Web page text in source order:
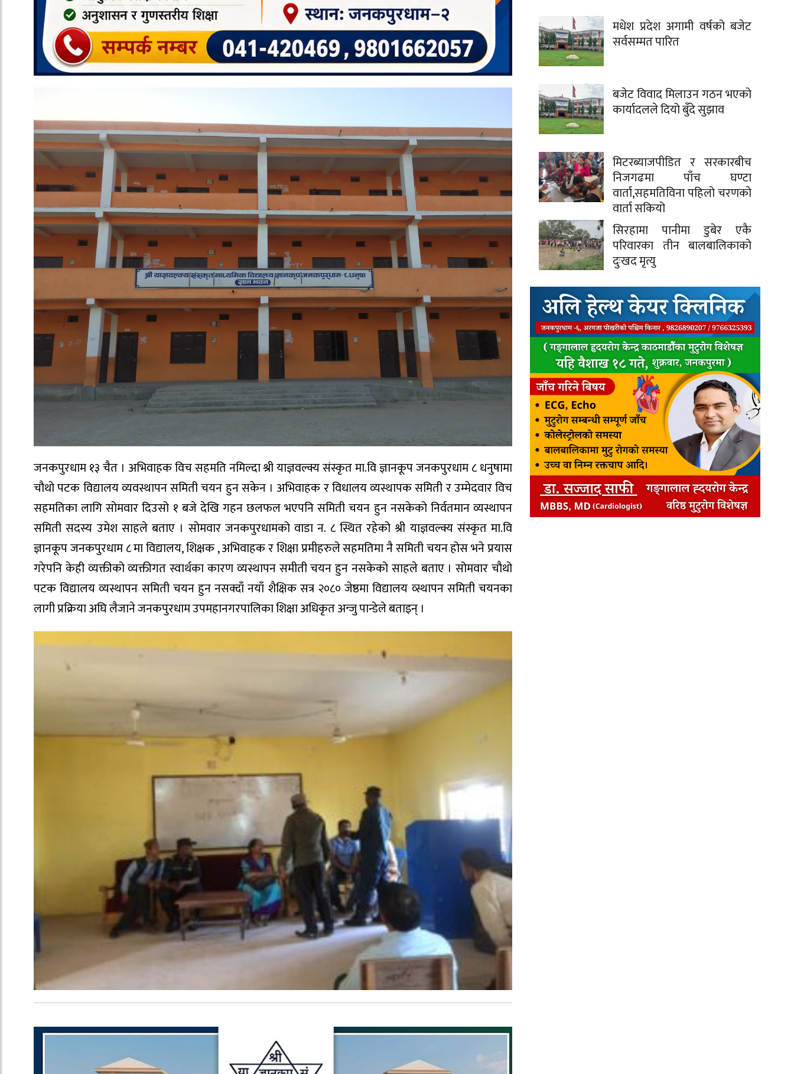
जनकपुरधाम १३ चैत । अभिवाहक विच सहमति नमिल्दा श्री याज्ञवल्क्य संस्कृत मा.वि ज्ञानकूप जनकपुरधाम ८ धनुषामा
चौथो पटक विद्यालय व्यवस्थापन समिती चयन हुन सकेन । अभिवाहक र विधालय व्यस्थापक समिती र उम्मेदवार विच
सहमतिका लागि सोमवार दिउसो १ बजे देखि गहन छलफल भएपनि समिती चयन हुन नसकेको निर्वतमान व्यस्थापन
समिती सदस्य उमेश साहले बताए । सोमवार जनकपुरधामको वाडा न. ८ स्थित रहेको श्री याज्ञवल्क्य संस्कृत मा.वि
ज्ञानकूप जनकपुरधाम ८ मा विद्यालय, शिक्षक , अभिवाहक र शिक्षा प्रमीहरुले सहमतिमा नै समिती चयन होस भने प्रयास
गरेपनि केही व्यक्तीको व्यक्तीगत स्वार्थका कारण व्यस्थापन समीती चयन हुन नसकेको साहले बताए । सोमवार चौथो
पटक विद्यालय व्यस्थापन समिती चयन हुन नसक्दाँ नयाँ शैक्षिक सत्र २०८० जेष्ठमा विद्यालय व्स्थापन समिती चयनका
लागी प्रक्रिया अघि लैजाने जनकपुरधाम उपमहानगरपालिका शिक्षा अधिकृत अन्जु पान्डेले बताइन् ।
मधेश प्रदेश अगामी वर्षको बजेट
सर्वसम्मत पारित
बजेट विवाद मिलाउन गठन भएको
कार्यादलले दियो बुँदे सुझाव
मिटरब्याजपीडित र सरकारबीच
निजगढमा पाँच घण्टा
वार्ता,सहमतिविना पहिलो चरणको
वार्ता सकियो
सिरहामा पानीमा डुबेर एकै
परिवारका तीन बालबालिकाको
दुःखद मृत्यु